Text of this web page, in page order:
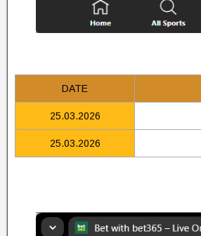
DATE
25.03.2026
25.03.2026